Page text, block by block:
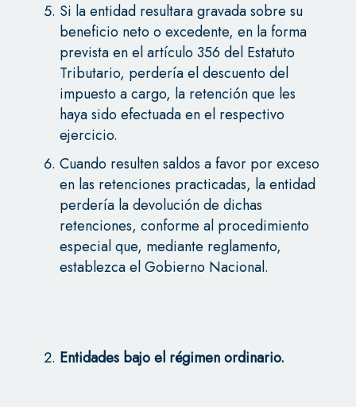
Si la entidad resultara gravada sobre su
beneficio neto o excedente, en la forma
prevista en el artículo 356 del Estatuto
Tributario, perdería el descuento del
impuesto a cargo, la retención que les
haya sido efectuada en el respectivo
ejercicio.
Cuando resulten saldos a favor por exceso
en las retenciones practicadas, la entidad
perdería la devolución de dichas
retenciones, conforme al procedimiento
especial que, mediante reglamento,
establezca el Gobierno Nacional.
Entidades bajo el régimen ordinario.